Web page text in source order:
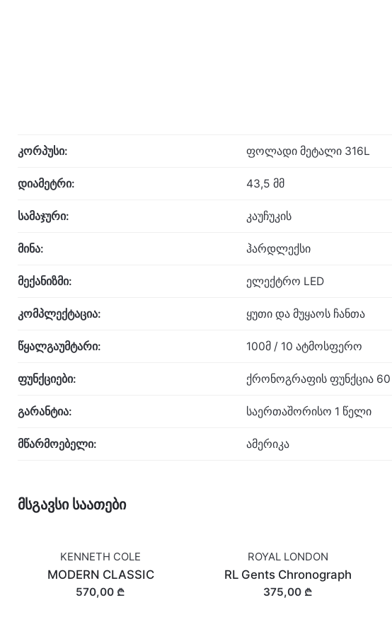
კორპუსი: ფოლადი მეტალი 316L
დიამეტრი: 43,5 მმ
სამაჯური: კაუჩუკის
მინა: ჰარდლექსი
მექანიზმი: ელექტრო LED
კომპლექტაცია: ყუთი და მუყაოს ჩანთა
წყალგაუმტარი: 100მ / 10 ატმოსფერო
ფუნქციები: ქრონოგრაფის ფუნქცია 60
გარანტია: საერთაშორისო 1 წელი
მწარმოებელი: ამერიკა
მსგავსი საათები
KENNETH COLE
MODERN CLASSIC
570,00 ₾
ROYAL LONDON
RL Gents Chronograph
375,00 ₾